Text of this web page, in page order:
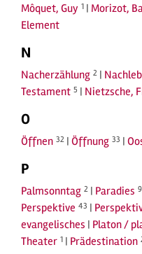
Môquet, Guy 1 | Morizot,
Element
N
Nacherzählung 2 |
Testament 5 | Nietzsche,
O
Öffnen 32 | Öffnung 33 |
P
Palmsonntag 2 | Paradies 9
Perspektive 43 |
evangelisches | Platon /
Theater 1 | Prädestination